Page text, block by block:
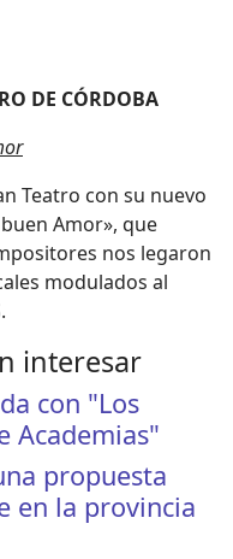
DE CÓRDOBA
Teatro con su nuevo
Amor», que
nos legaron
modulados al
interesar
con "Los
Academias"
propuesta
en la provincia